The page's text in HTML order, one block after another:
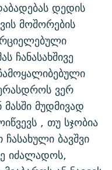
დედის
მოშორების
ჩანასახშივე
ვერ
მუდმივად
, თუ სჯობია
ბავშვი
იძალადოს,